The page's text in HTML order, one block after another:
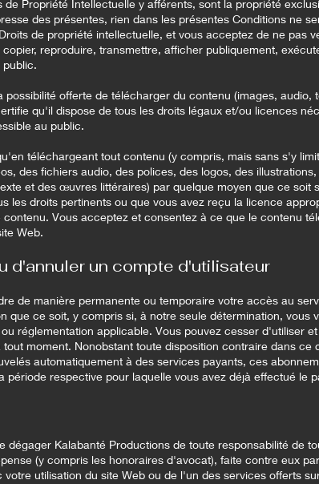
de Propriété Intellectuelle y afférents, sont la propriété
des présentes, rien dans les présentes Conditions ne
de propriété intellectuelle, et vous acceptez de ne pas
reproduire, transmettre, afficher publiquement,
possibilité offerte de télécharger du contenu (images, audio,
qu'il dispose de tous les droits légaux et/ou licences
au public.
téléchargeant tout contenu (y compris, mais sans s'y
des fichiers audio, des polices, des logos, des
et des œuvres littéraires) par quelque moyen que ce soit
les droits pertinents ou que vous avez reçu la licence
Vous acceptez et consentez à ce que le contenu
Web.
d'annuler un compte d'utilisateur
de manière permanente ou temporaire votre accès au
que ce soit, y compris si, à notre seule détermination, vous
réglementation applicable. Vous pouvez cesser d'utiliser
moment. Nonobstant toute disposition contraire dans ce
automatiquement à des services payants, ces
période respective pour laquelle vous avez déjà effectué le
dégager Kalabanté Productions de toute responsabilité de
(y compris les honoraires d'avocat), faite contre eux
utilisation du site Web ou de l'un des services offerts